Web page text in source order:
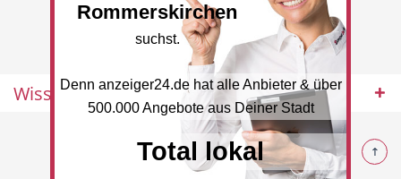
Restaurant Hotel
Wissenswertes
© 2026 Rommerskirchen
Rommerskirchen
suchst.
Denn anzeiger24.de hat alle Anbieter & über
500.000 Angebote aus Deiner Stadt
Total lokal